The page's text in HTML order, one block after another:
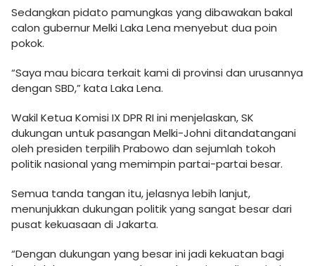
Sedangkan pidato pamungkas yang dibawakan bakal
calon gubernur Melki Laka Lena menyebut dua poin
pokok.
“Saya mau bicara terkait kami di provinsi dan urusannya
dengan SBD,” kata Laka Lena.
Wakil Ketua Komisi IX DPR RI ini menjelaskan, SK
dukungan untuk pasangan Melki-Johni ditandatangani
oleh presiden terpilih Prabowo dan sejumlah tokoh
politik nasional yang memimpin partai-partai besar.
Semua tanda tangan itu, jelasnya lebih lanjut,
menunjukkan dukungan politik yang sangat besar dari
pusat kekuasaan di Jakarta.
“Dengan dukungan yang besar ini jadi kekuatan bagi